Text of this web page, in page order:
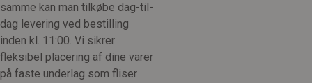
samme kan man tilkøbe dag-til-
dag levering ved bestilling
inden kl. 11:00. Vi sikrer
fleksibel placering af dine varer
på faste underlag som fliser